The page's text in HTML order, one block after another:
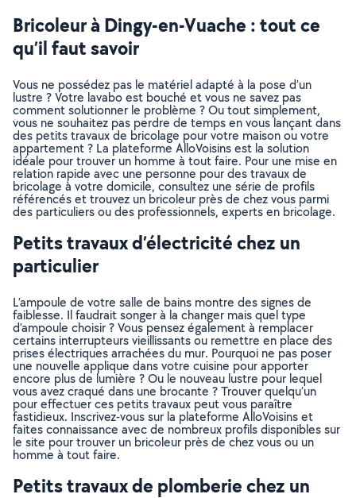
Bricoleur à Dingy-en-Vuache : tout ce
qu’il faut savoir
Vous ne possédez pas le matériel adapté à la pose d’un
lustre ? Votre lavabo est bouché et vous ne savez pas
comment solutionner le problème ? Ou tout simplement,
vous ne souhaitez pas perdre de temps en vous lançant dans
des petits travaux de bricolage pour votre maison ou votre
appartement ? La plateforme AlloVoisins est la solution
idéale pour trouver un homme à tout faire. Pour une mise en
relation rapide avec une personne pour des travaux de
bricolage à votre domicile, consultez une série de profils
référencés et trouvez un bricoleur près de chez vous parmi
des particuliers ou des professionnels, experts en bricolage.
Petits travaux d’électricité chez un
particulier
L’ampoule de votre salle de bains montre des signes de
faiblesse. Il faudrait songer à la changer mais quel type
d’ampoule choisir ? Vous pensez également à remplacer
certains interrupteurs vieillissants ou remettre en place des
prises électriques arrachées du mur. Pourquoi ne pas poser
une nouvelle applique dans votre cuisine pour apporter
encore plus de lumière ? Ou le nouveau lustre pour lequel
vous avez craqué dans une brocante ? Trouver quelqu’un
pour effectuer ces petits travaux peut vous paraître
fastidieux. Inscrivez-vous sur la plateforme AlloVoisins et
faites connaissance avec de nombreux profils disponibles sur
le site pour trouver un bricoleur près de chez vous ou un
homme à tout faire.
Petits travaux de plomberie chez un